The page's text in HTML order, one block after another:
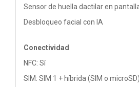
Sensor de huella dactilar en
Desbloqueo facial con IA
Conectividad
NFC: Sí
SIM: SIM 1 + híbrida (SIM o